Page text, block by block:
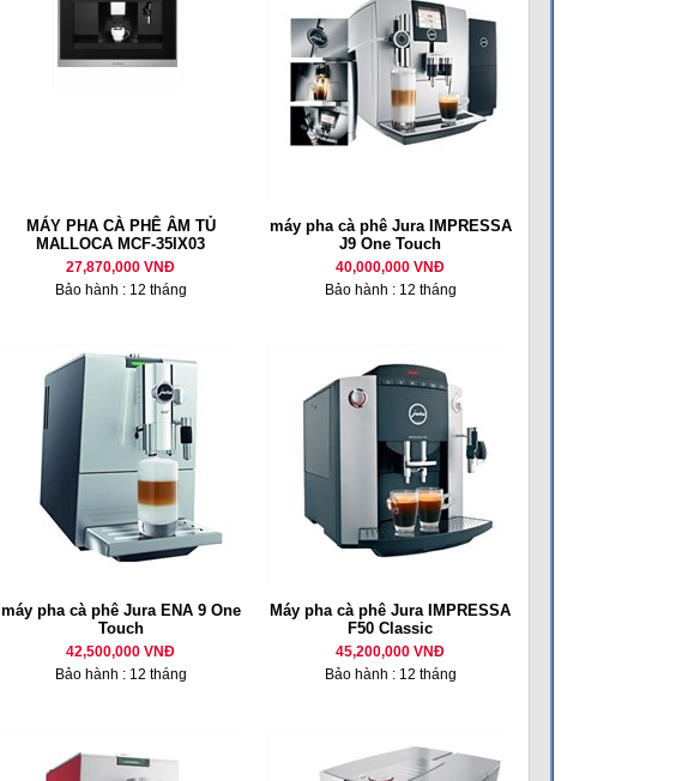
MÁY PHA CÀ PHÊ ÂM TỦ
MALLOCA MCF-35IX03
27,870,000 VNĐ
Bảo hành : 12 tháng
máy pha cà phê Jura IMPRESSA
J9 One Touch
40,000,000 VNĐ
Bảo hành : 12 tháng
máy pha cà phê Jura ENA 9 One
Touch
42,500,000 VNĐ
Bảo hành : 12 tháng
Máy pha cà phê Jura IMPRESSA
F50 Classic
45,200,000 VNĐ
Bảo hành : 12 tháng